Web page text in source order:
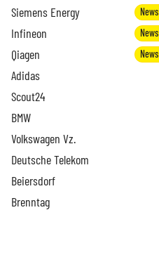
Siemens Energy News
Infineon News
Qiagen News
Adidas
Scout24
BMW
Volkswagen Vz.
Deutsche Telekom
Beiersdorf
Brenntag